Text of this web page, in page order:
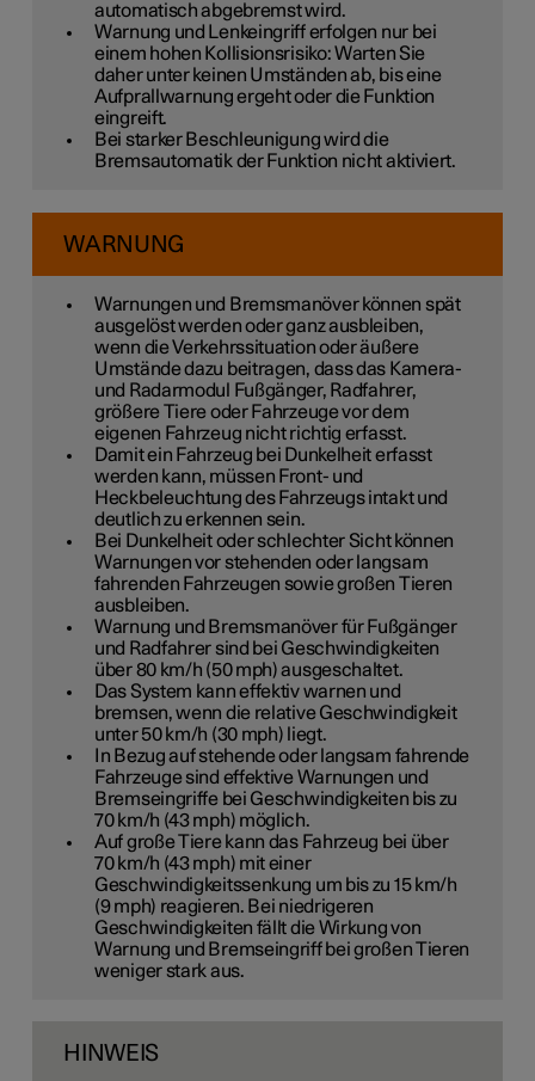
automatisch abgebremst wird.
Warnung und Lenkeingriff erfolgen nur bei
einem hohen Kollisionsrisiko: Warten Sie
daher unter keinen Umständen ab, bis eine
Aufprallwarnung ergeht oder die Funktion
eingreift.
Bei starker Beschleunigung wird die
Bremsautomatik der Funktion nicht aktiviert.
WARNUNG
Warnungen und Bremsmanöver können spät
ausgelöst werden oder ganz ausbleiben,
wenn die Verkehrssituation oder äußere
Umstände dazu beitragen, dass das Kamera-
und Radarmodul Fußgänger, Radfahrer,
größere Tiere oder Fahrzeuge vor dem
eigenen Fahrzeug nicht richtig erfasst.
Damit ein Fahrzeug bei Dunkelheit erfasst
werden kann, müssen Front- und
Heckbeleuchtung des Fahrzeugs intakt und
deutlich zu erkennen sein.
Bei Dunkelheit oder schlechter Sicht können
Warnungen vor stehenden oder langsam
fahrenden Fahrzeugen sowie großen Tieren
ausbleiben.
Warnung und Bremsmanöver für Fußgänger
und Radfahrer sind bei Geschwindigkeiten
über80 km/h (50 mph) ausgeschaltet.
Das System kann effektiv warnen und
bremsen, wenn die relative Geschwindigkeit
unter50 km/h (30 mph) liegt.
In Bezug auf stehende oder langsam fahrende
Fahrzeuge sind effektive Warnungen und
Bremseingriffe bei Geschwindigkeiten bis zu
70 km/h (43 mph) möglich.
Auf große Tiere kann das Fahrzeug bei über
70 km/h (43 mph) mit einer
Geschwindigkeitssenkung um bis zu 15 km/h
(9 mph) reagieren. Bei niedrigeren
Geschwindigkeiten fällt die Wirkung von
Warnung und Bremseingriff bei großen Tieren
weniger stark aus.
HINWEIS